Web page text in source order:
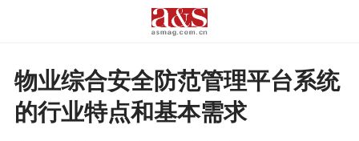
物业综合安全防范管理平台系统
的行业特点和基本需求